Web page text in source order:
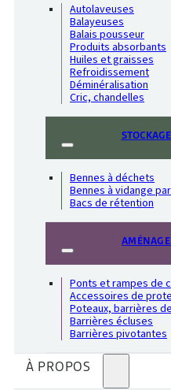
Autolaveuses
Balayeuses
Balais pousseur
Produits absorbants
Huiles et graisses
Refroidissement
Déminéralisation
Cric, chandelles
Bennes à déchets
Bennes à vidange
Bacs de rétention
Ponts et rampes de
Accessoires de
Poteaux, barrières
Barrières écluses
Barrières pivotantes
À PROPOS